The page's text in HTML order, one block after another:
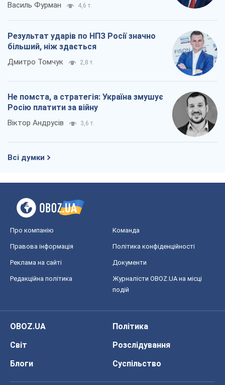
Василь Фурман 4,6 т.
Результат ударів по НПЗ Росії значно
більший, ніж здається
Дмитро Томчук 2,8 т.
Не помста, а стратегія: Україна змушує
Росію платити за війну
Віктор Андрусів 3,6 т.
Всі думки
Про компанію Команда
Правова інформація Політика конфіденційності
Реклама на сайті Документи
Редакційна політика
Журналісти OBOZ.UA на місці
подій
OBOZ.UA
Політика
Світ
Розслідування
Блоги
Суспільство